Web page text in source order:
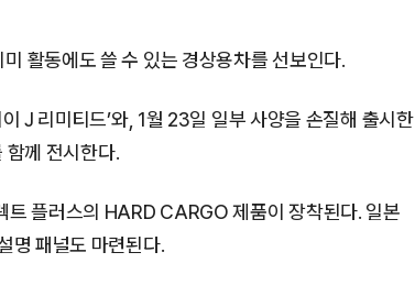
활동에도 쓸 수 있는 경상용차를 선보인다.
J 리미티드’와, 1월 23일 일부 사양을 손질해 출시한
함께 전시한다.
트 플러스의 HARD CARGO 제품이 장착된다. 일본
명 패널도 마련된다.